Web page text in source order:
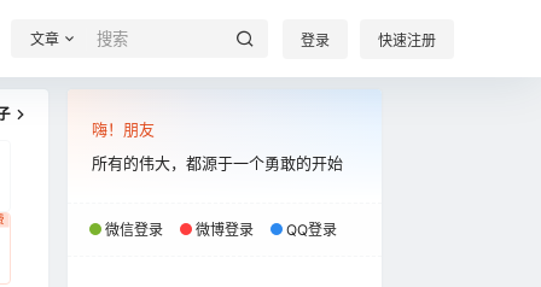
文章 登录 快速注册
嗨！朋友
所有的伟大，都源于一个勇敢的开始
微信登录 微博登录 QQ登录